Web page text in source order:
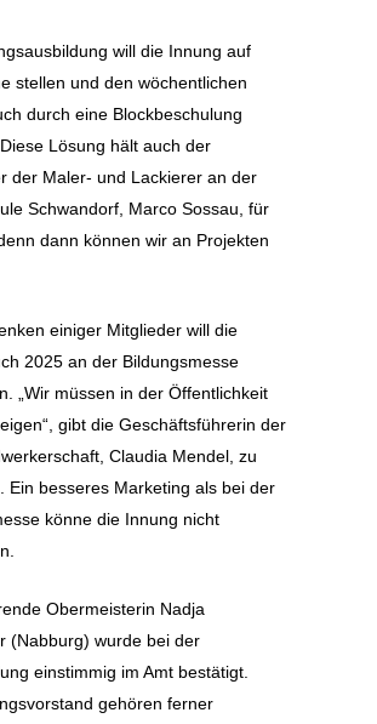
will die Innung auf
stellen und den wöchentlichen
durch eine Blockbeschulung
Lösung hält auch der
der Maler- und Lackierer an der
Schwandorf, Marco Sossau, für
dann können wir an Projekten
einiger Mitglieder will die
2025 an der Bildungsmesse
„Wir müssen in der Öffentlichkeit
gibt die Geschäftsführerin der
Claudia Mendel, zu
Ein besseres Marketing als bei der
könne die Innung nicht
Obermeisterin Nadja
(Nabburg) wurde bei der
einstimmig im Amt bestätigt.
gehören ferner